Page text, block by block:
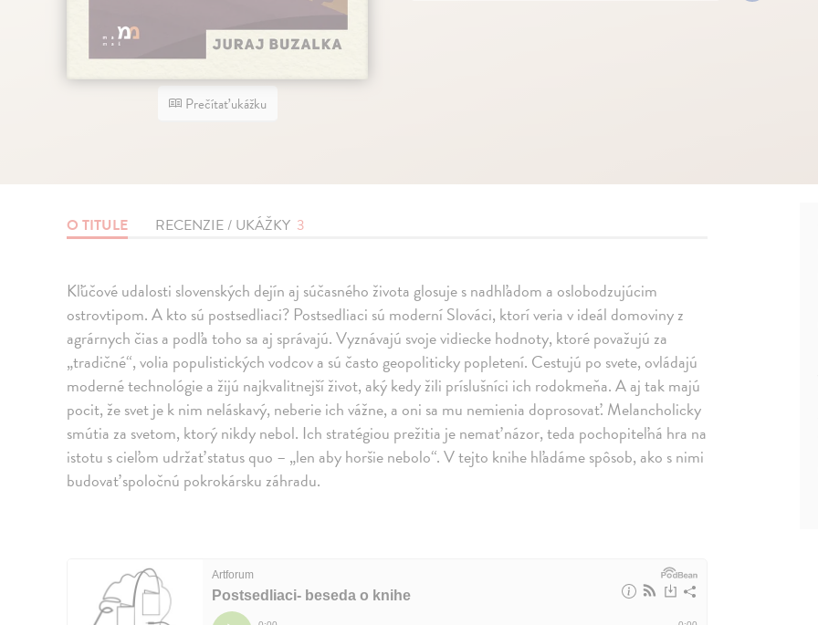
Prečítať ukážku
O TITULE RECENZIE / UKÁŽKY 3
Kľúčové udalosti slovenských dejín aj súčasného života glosuje s nadhľadom a oslobodzujúcim
ostrovtipom. A kto sú postsedliaci? Postsedliaci sú moderní Slováci, ktorí veria v ideál domoviny z
agrárnych čias a podľa toho sa aj správajú. Vyznávajú svoje vidiecke hodnoty, ktoré považujú za
„tradičné“, volia populistických vodcov a sú často geopoliticky popletení. Cestujú po svete, ovládajú
moderné technológie a žijú najkvalitnejší život, aký kedy žili príslušníci ich rodokmeňa. A aj tak majú
pocit, že svet je k nim neláskavý, neberie ich vážne, a oni sa mu nemienia doprosovať. Melancholicky
smútia za svetom, ktorý nikdy nebol. Ich stratégiou prežitia je nemať názor, teda pochopiteľná hra na
istotu s cieľom udržať status quo – „len aby horšie nebolo“. V tejto knihe hľadáme spôsob, ako s nimi
budovať spoločnú pokrokársku záhradu.